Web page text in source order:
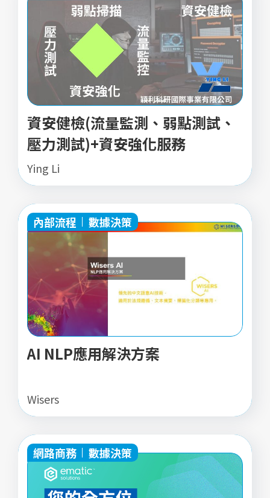
資安健檢(流量監測、弱點測試、
壓力測試)+資安強化服務
Ying Li
內部流程 數據決策
AI NLP應用解決方案
Wisers
網路商務 數據決策